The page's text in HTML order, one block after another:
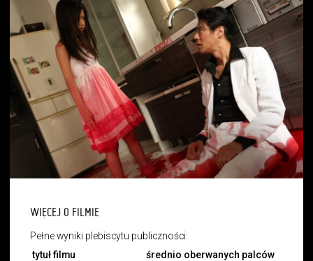
WIĘCEJ O FILMIE
Pełne wyniki plebiscytu publiczności:
tytuł filmu
średnio oberwanych palców